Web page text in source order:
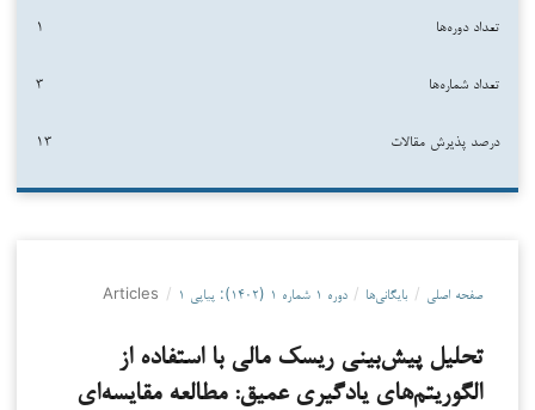
تعداد دوره‌ها ۱
تعداد شماره‌ها ۳
درصد پذیرش مقالات ۱۳
صفحه اصلی / بایگانی‌ها / دوره ۱ شماره ۱ (۱۴۰۲): پیاپی ۱ /
Articles
تحلیل پیش‌بینی ریسک مالی با استفاده از
الگوریتم‌های یادگیری عمیق: مطالعه مقایسه‌ای